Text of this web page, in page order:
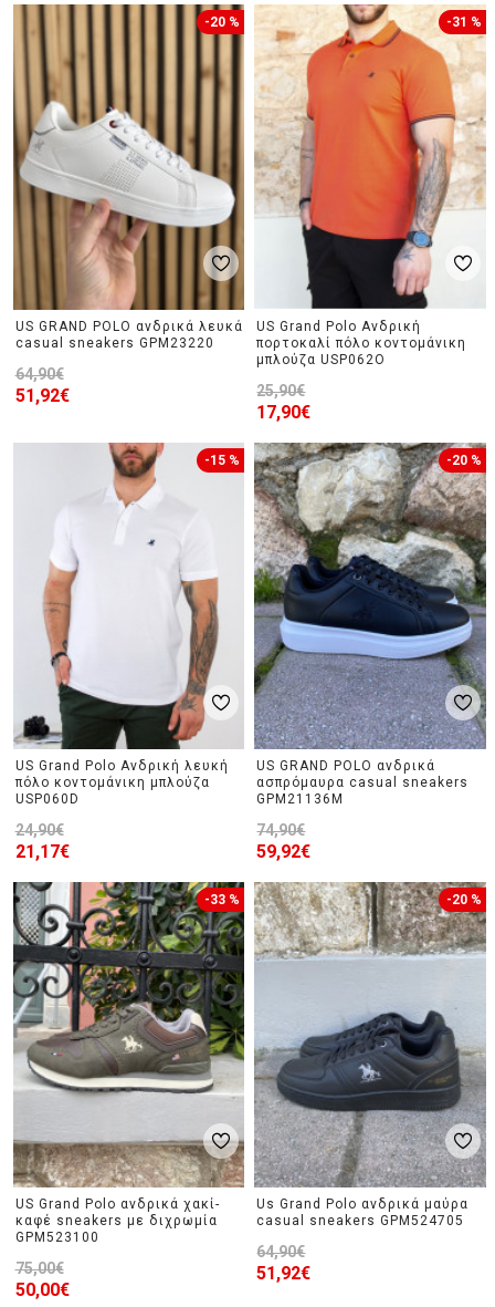
-20 %
US GRAND POLO ανδρικά λευκά
casual sneakers GPM23220
51,92€
64,90€
-31 %
US Grand Polo Ανδρική
πορτοκαλί πόλο κοντομάνικη
μπλούζα USP062O
17,90€
25,90€
-15 %
US Grand Polo Ανδρική λευκή
πόλο κοντομάνικη μπλούζα
USP060D
21,17€
24,90€
-20 %
US GRAND POLO ανδρικά
ασπρόμαυρα casual sneakers
GPM21136M
59,92€
74,90€
-33 %
US Grand Polo ανδρικά χακί-
καφέ sneakers με διχρωμία
GPM523100
50,00€
75,00€
-20 %
Us Grand Polo ανδρικά μαύρα
casual sneakers GPM524705
51,92€
64,90€